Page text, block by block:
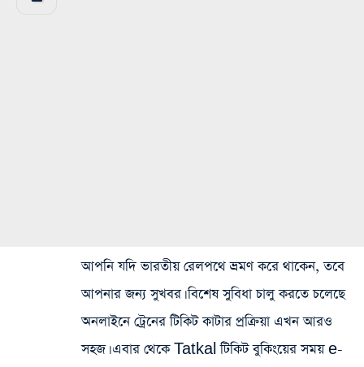
আপনি যদি ভারতীয় রেলপথে ভ্রমণ করে থাকেন, তবে
আপনার জন্য সুখবর।বিশেষ সুবিধা চালু করতে চলেছে
অনলাইনে ট্রেনের টিকিট কাটার প্রক্রিয়া এখন আরও
সহজ।এবার থেকে Tatkal টিকিট বুকিংয়ের সময় e-